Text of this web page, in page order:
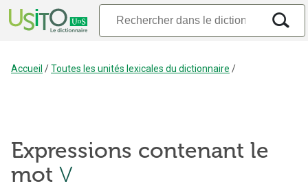
Accueil /Toutes les unités lexicales du dictionnaire /
Expressions contenant le
mot V